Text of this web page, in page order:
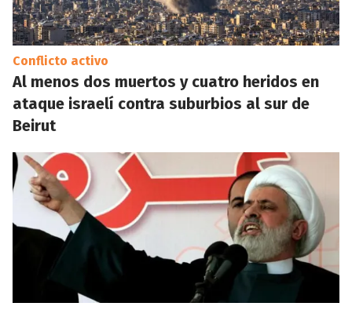
Conflicto activo
Al menos dos muertos y cuatro heridos en
ataque israelí contra suburbios al sur de
Beirut